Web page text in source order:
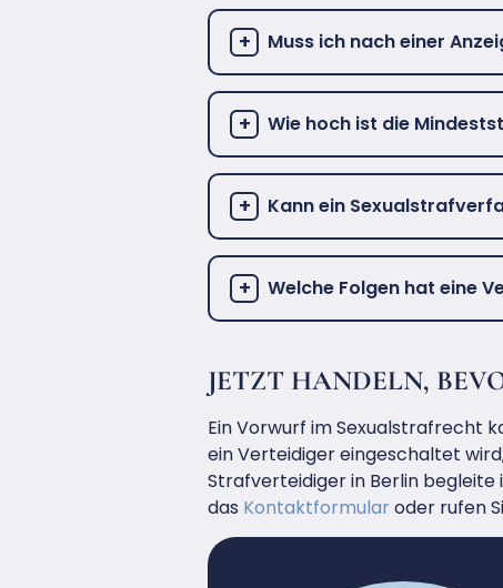
Muss ich nach einer
Wie hoch ist die
Kann ein
Welche Folgen hat eine
JETZT HANDELN,
Ein Vorwurf im Sexualstrafrecht
ein Verteidiger eingeschaltet
Strafverteidiger in Berlin begleite
das Kontaktformular oder rufen